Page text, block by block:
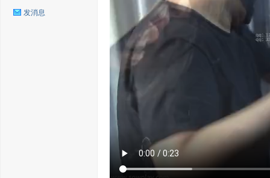
发消息